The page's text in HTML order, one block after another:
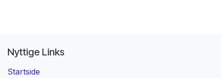
Nyttige Links
Startside